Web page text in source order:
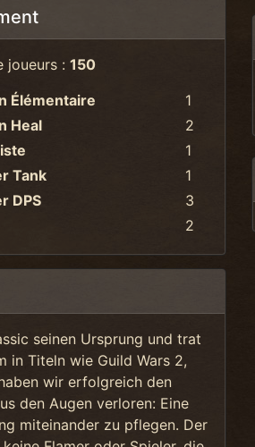
joueurs : 150
Élémentaire
1
Heal
2
1
Tank
1
DPS
3
2
seinen Ursprung und trat
in Titeln wie Guild Wars 2,
wir erfolgreich den
den Augen verloren: Eine
miteinander zu pflegen. Der